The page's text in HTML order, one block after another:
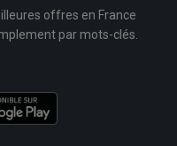
offres en France
par mots-clés.